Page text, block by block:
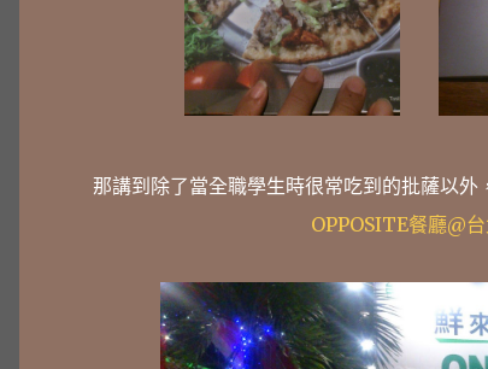
那講到除了當全職學生時很常吃到的批薩以
OPPOSITE餐廳@